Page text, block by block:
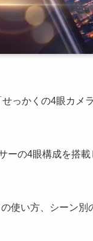
っかくの4眼カメ
ーの4眼構成を搭
使い方、シーン